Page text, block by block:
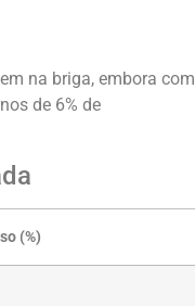
na briga, embora com
de 6% de
(%)